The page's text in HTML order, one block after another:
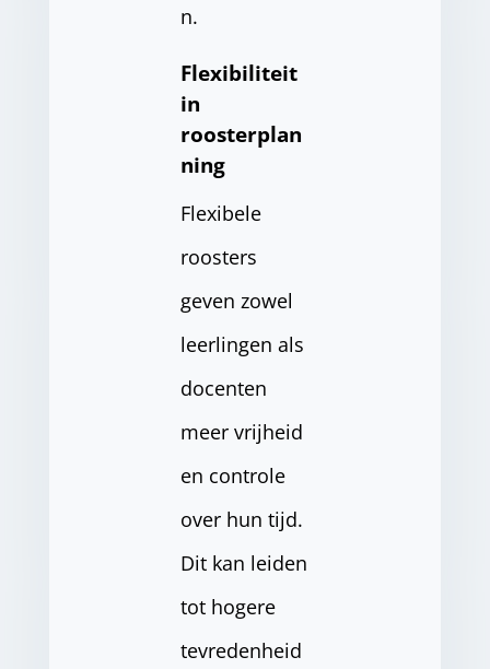
n.
Flexibiliteit
in
roosterplan
ning
Flexibele
roosters
geven zowel
leerlingen als
docenten
meer vrijheid
en controle
over hun tijd.
Dit kan leiden
tot hogere
tevredenheid